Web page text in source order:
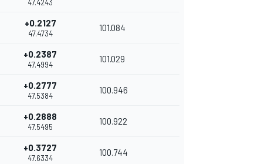
47.4243
+0.2127
47.4734
101.084
+0.2387
47.4994
101.029
+0.2777
47.5384
100.946
+0.2888
47.5495
100.922
+0.3727
47.6334
100.744